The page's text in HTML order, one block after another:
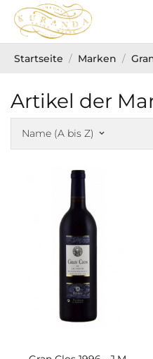
Startseite Marken
Artikel der
Name (A bis Z) keyboard_arrow_down